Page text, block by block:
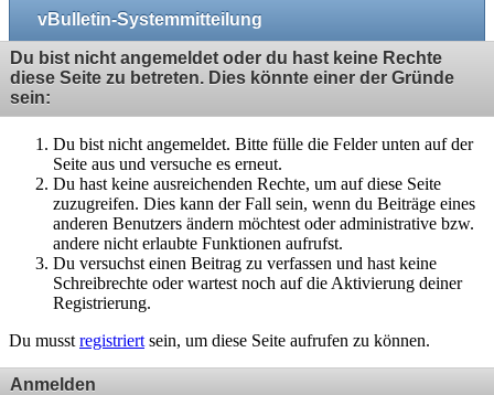
vBulletin-Systemmitteilung
Du bist nicht angemeldet oder du hast keine Rechte
diese Seite zu betreten. Dies könnte einer der Gründe
sein:
Du bist nicht angemeldet. Bitte fülle die Felder unten auf der
Seite aus und versuche es erneut.
Du hast keine ausreichenden Rechte, um auf diese Seite
zuzugreifen. Dies kann der Fall sein, wenn du Beiträge eines
anderen Benutzers ändern möchtest oder administrative bzw.
andere nicht erlaubte Funktionen aufrufst.
Du versuchst einen Beitrag zu verfassen und hast keine
Schreibrechte oder wartest noch auf die Aktivierung deiner
Registrierung.
Du musst registriert sein, um diese Seite aufrufen zu können.
Anmelden